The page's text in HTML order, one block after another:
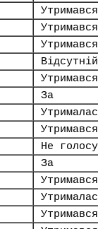
Утримався
Утримався
Утримався
Відсутній
Утримався
За
Утримався
Не
За
Утримався
Утримався